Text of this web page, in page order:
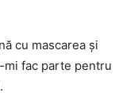
cu mascarea și
mi fac parte pentru